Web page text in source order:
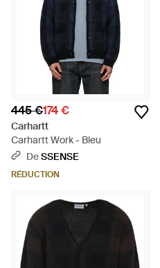
445 €174 €
Carhartt
Carhartt Work - Bleu
DeSSENSE
RÉDUCTION